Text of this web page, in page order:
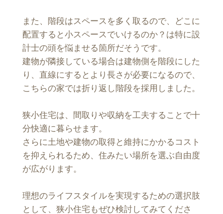
また、階段はスペースを多く取るので、どこに
配置すると小スペースでいけるのか？は特に設
計士の頭を悩ませる箇所だそうです。
建物が隣接している場合は建物側を階段にした
り、直線にするとより長さが必要になるので、
こちらの家では折り返し階段を採用しました。
狭小住宅は、間取りや収納を工夫することで十
分快適に暮らせます。
さらに土地や建物の取得と維持にかかるコスト
を抑えられるため、住みたい場所を選ぶ自由度
が広がります。
理想のライフスタイルを実現するための選択肢
として、狭小住宅もぜひ検討してみてくださ